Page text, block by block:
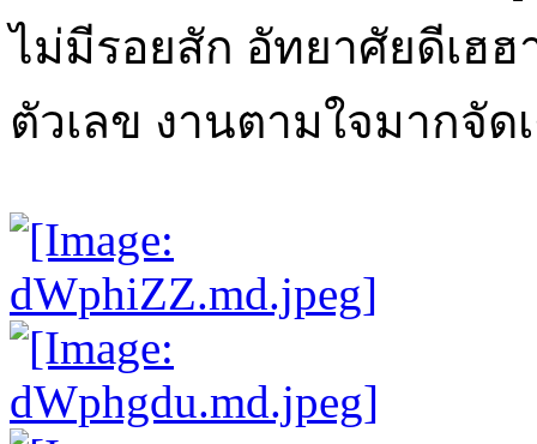
ไม่มีรอยสัก อัทยาศัยดีเฮ
ตัวเลข งานตามใจมากจั